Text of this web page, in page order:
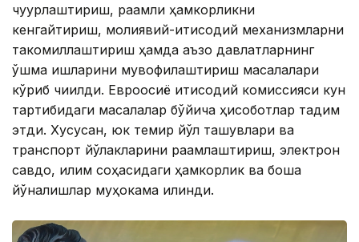
чуқурлаштириш, рақамли ҳамкорликни
кенгайтириш, молиявий-иқтисодий механизмларни
такомиллаштириш ҳамда аъзо давлатларнинг
қўшма ишларини мувофиқлаштириш масалалари
кўриб чиқилди. Евроосиё иқтисодий комиссияси кун
тартибидаги масалалар бўйича ҳисоботлар тақдим
этди. Хусусан, юк темир йўл ташувлари ва
транспорт йўлакларини рақамлаштириш, электрон
савдо, иқлим соҳасидаги ҳамкорлик ва бошқа
йўналишлар муҳокама қилинди.